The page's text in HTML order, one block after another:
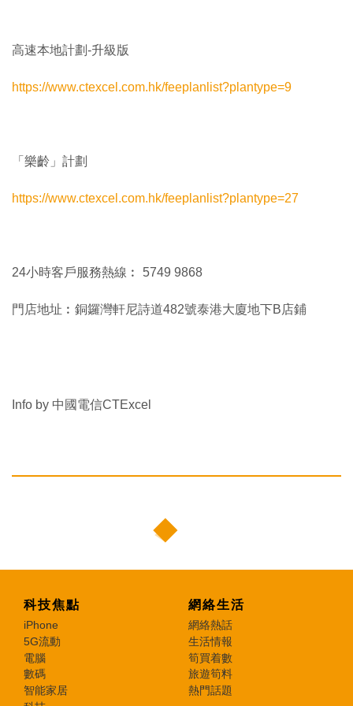
高速本地計劃-升級版
https://www.ctexcel.com.hk/feeplanlist?plantype=9
「樂齡」計劃
https://www.ctexcel.com.hk/feeplanlist?plantype=27
24小時客戶服務熱線︰ 5749 9868
門店地址︰銅鑼灣軒尼詩道482號泰港大廈地下B店鋪
Info by 中國電信CTExcel
科技焦點
iPhone
5G流動
電腦
數碼
智能家居
網絡生活
網絡熱話
生活情報
筍買着數
旅遊筍料
熱門話題